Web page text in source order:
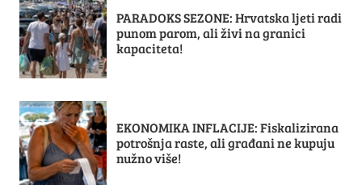
PARADOKS SEZONE: Hrvatska ljeti radi
punom parom, ali živi na granici
kapaciteta!
EKONOMIKA INFLACIJE: Fiskalizirana
potrošnja raste, ali građani ne kupuju
nužno više!